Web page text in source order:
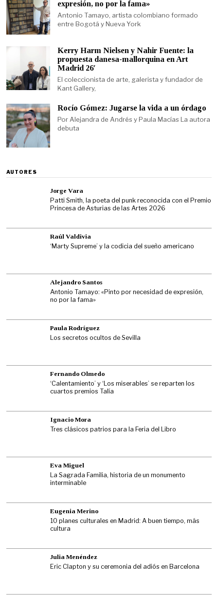
expresión, no por la fama»
Antonio Tamayo, artista colombiano formado
entre Bogotá y Nueva York
Kerry Harm Nielsen y Nahir Fuente: la
propuesta danesa-mallorquina en Art
Madrid 26′
El coleccionista de arte, galerista y fundador de
Kant Gallery,
Rocío Gómez: Jugarse la vida a un órdago
Por Alejandra de Andrés y Paula Macías La autora
debuta
AUTORES
Jorge Vara
Patti Smith, la poeta del punk reconocida con el Premio
Princesa de Asturias de las Artes 2026
Raúl Valdivia
‘Marty Supreme’ y la codicia del sueño americano
Alejandro Santos
Antonio Tamayo: «Pinto por necesidad de expresión,
no por la fama»
Paula Rodríguez
Los secretos ocultos de Sevilla
Fernando Olmedo
‘Calentamiento’ y ‘Los miserables’ se reparten los
cuartos premios Talía
Ignacio Mora
Tres clásicos patrios para la Feria del Libro
Eva Miguel
La Sagrada Familia, historia de un monumento
interminable
Eugenia Merino
10 planes culturales en Madrid: A buen tiempo, más
cultura
Julia Menéndez
Eric Clapton y su ceremonia del adiós en Barcelona